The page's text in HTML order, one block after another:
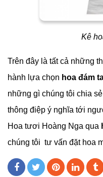
Kê
Trên đây là tất cả những
hành lựa chọn hoa đám
những gì chúng tôi chia
thông điệp ý nghĩa tới
Hoa tươi Hoàng Nga qua
chúng tôi tư vấn đặt hoa